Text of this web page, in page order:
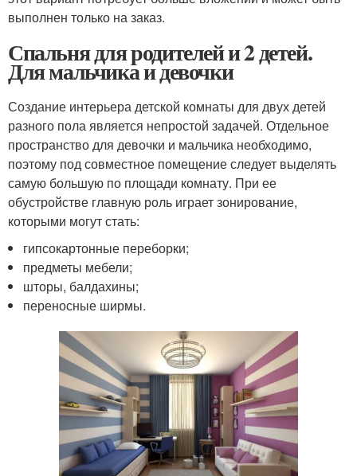
выполнен только на заказ.
Спальня для родителей и 2 детей.
Для мальчика и девочки
Создание интерьера детской комнаты для двух детей
разного пола является непростой задачей. Отдельное
пространство для девочки и мальчика необходимо,
поэтому под совместное помещение следует выделять
самую большую по площади комнату. При ее
обустройстве главную роль играет зонирование,
которыми могут стать:
гипсокартонные переборки;
предметы мебели;
шторы, балдахины;
переносные ширмы.